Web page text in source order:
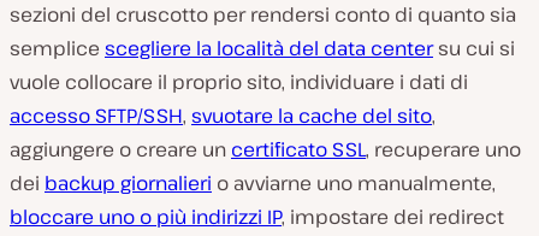
sezioni del cruscotto per rendersi conto di quanto sia
semplice scegliere la località del data centersu cui si
vuole collocare il proprio sito, individuare i dati di
accesso SFTP/SSH, svuotare la cache del sito,
aggiungere o creare un certificato SSL, recuperare uno
dei backup giornalieri o avviarne uno manualmente,
bloccare uno o più indirizzi IP, impostare dei redirect